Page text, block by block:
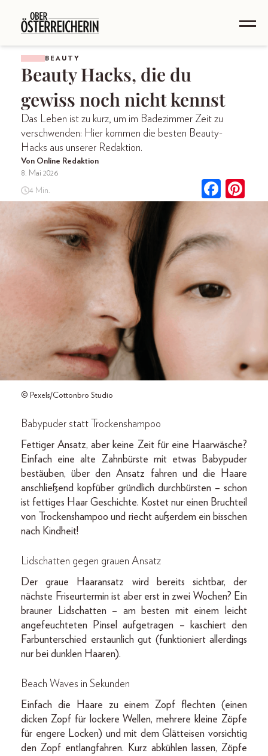
BEAUTY
Beauty Hacks, die du
gewiss noch nicht kennst
Das Leben ist zu kurz, um im Badezimmer Zeit zu
verschwenden: Hier kommen die besten Beauty-
Hacks aus unserer Redaktion.
Von Online Redaktion
8. Mai 2026
4 Min.
© Pexels/Cottonbro Studio
Babypuder statt Trockenshampoo
Fettiger Ansatz, aber keine Zeit für eine Haarwäsche?
Einfach eine alte Zahnbürste mit etwas Babypuder
bestäuben, über den Ansatz fahren und die Haare
anschließend kopfüber gründlich durchbürsten – schon
ist fettiges Haar Geschichte. Kostet nur einen Bruchteil
von Trockenshampoo und riecht außerdem ein bisschen
nach Kindheit!
Lidschatten gegen grauen Ansatz
Der graue Haaransatz wird bereits sichtbar, der
nächste Friseurtermin ist aber erst in zwei Wochen? Ein
brauner Lidschatten – am besten mit einem leicht
angefeuchteten Pinsel aufgetragen – kaschiert den
Farbunterschied erstaunlich gut (funktioniert allerdings
nur bei dunklen Haaren).
Beach Waves in Sekunden
Einfach die Haare zu einem Zopf flechten (einen
dicken Zopf für lockere Wellen, mehrere kleine Zöpfe
für engere Locken) und mit dem Glätteisen vorsichtig
den Zopf entlangfahren. Kurz abkühlen lassen, Zöpfe